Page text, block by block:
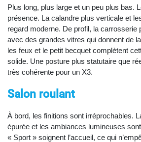
Plus long, plus large et un peu plus bas.
présence. La calandre plus verticale et
regard moderne. De profil, la carrosserie
avec des grandes vitres qui donnent de
les feux et le petit becquet complètent
solide. Une posture plus statutaire que
très cohérente pour un X3.
Salon roulant
À bord, les finitions sont irréprochables.
épurée et les ambiances lumineuses
« Sport » soignent l’accueil, ce qui